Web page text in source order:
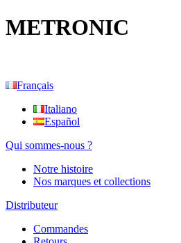
METRONIC
Français
Italiano
Español
Qui sommes-nous ?
Notre histoire
Nos marques et collections
Distributeur
Commandes